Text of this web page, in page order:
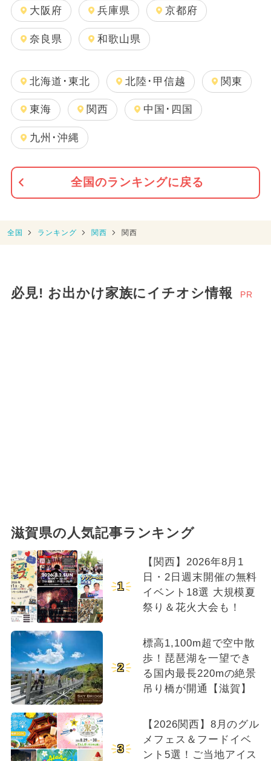
大阪府 兵庫県 京都府
奈良県 和歌山県
北海道･東北 北陸･甲信越 関東
東海 関西 中国･四国
九州･沖縄
全国のランキングに戻る
全国 ランキング 関西 関西
必見! お出かけ家族にイチオシ情報 PR
滋賀県の人気記事ランキング
1
【関西】2026年8月1
日・2日週末開催の無料
イベント18選 大規模夏
祭り＆花火大会も！
2
標高1,100m超で空中散
歩！琵琶湖を一望でき
る国内最長220mの絶景
吊り橋が開通【滋賀】
3
【2026関西】8月のグル
メフェス＆フードイベ
ント5選！ご当地アイス